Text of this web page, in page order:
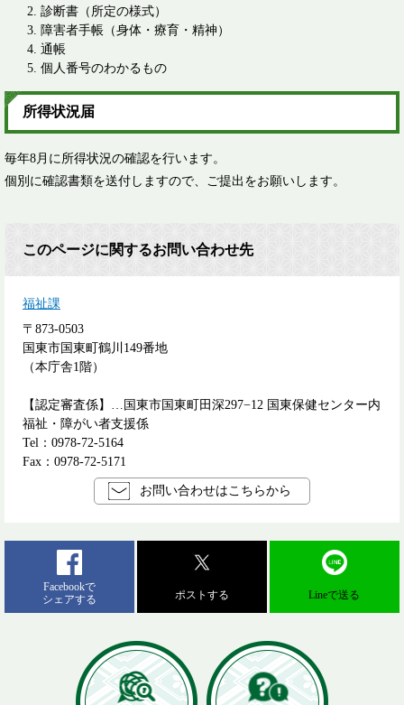
診断書（所定の様式）
障害者手帳（身体・療育・精神）
通帳
個人番号のわかるもの
所得状況届
毎年8月に所得状況の確認を行います。
個別に確認書類を送付しますので、ご提出をお願いします。
このページに関するお問い合わせ先
福祉課
〒873-0503
国東市国東町鶴川149番地
（本庁舎1階）
【認定審査係】…国東市国東町田深297−12 国東保健センター内
福祉・障がい者支援係
Tel：0978-72-5164
Fax：0978-72-5171
お問い合わせはこちらから
Facebookで
シェアする
ポストする Lineで送る